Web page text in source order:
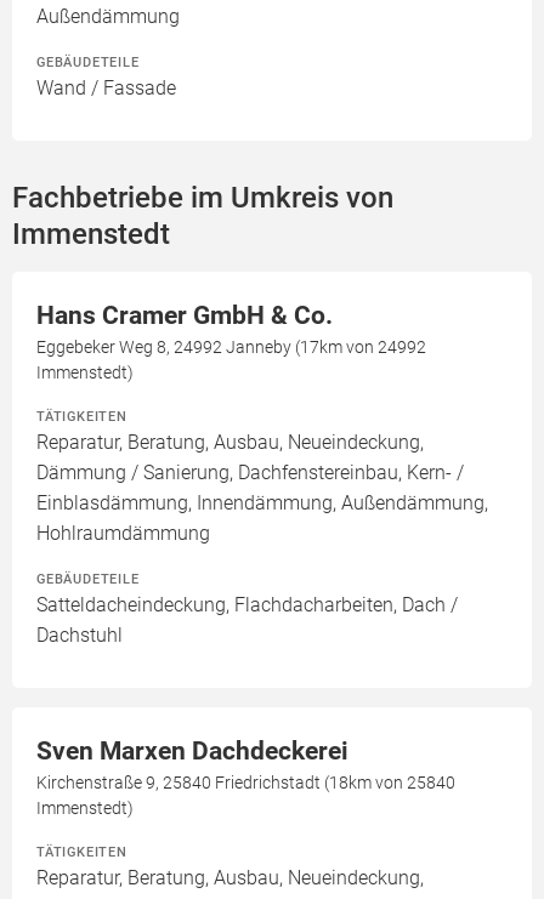
Außendämmung
GEBÄUDETEILE
Wand / Fassade
Fachbetriebe im Umkreis von
Immenstedt
Hans Cramer GmbH & Co.
Eggebeker Weg 8, 24992 Janneby (17km von 24992
Immenstedt)
TÄTIGKEITEN
Reparatur, Beratung, Ausbau, Neueindeckung,
Dämmung / Sanierung, Dachfenstereinbau, Kern- /
Einblasdämmung, Innendämmung, Außendämmung,
Hohlraumdämmung
GEBÄUDETEILE
Satteldacheindeckung, Flachdacharbeiten, Dach /
Dachstuhl
Sven Marxen Dachdeckerei
Kirchenstraße 9, 25840 Friedrichstadt (18km von 25840
Immenstedt)
TÄTIGKEITEN
Reparatur, Beratung, Ausbau, Neueindeckung,